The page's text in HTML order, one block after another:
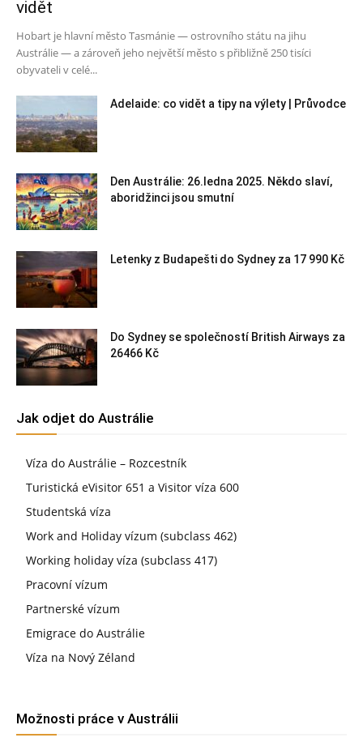
vidět
Hobart je hlavní město Tasmánie — ostrovního státu na jihu
Austrálie — a zároveň jeho největší město s přibližně 250 tisíci
obyvateli v celé...
Adelaide: co vidět a tipy na výlety | Průvodce
Den Austrálie: 26.ledna 2025. Někdo slaví,
aboridžinci jsou smutní
Letenky z Budapešti do Sydney za 17 990 Kč
Do Sydney se společností British Airways za
26466 Kč
Jak odjet do Austrálie
Víza do Austrálie – Rozcestník
Turistická eVisitor 651 a Visitor víza 600
Studentská víza
Work and Holiday vízum (subclass 462)
Working holiday víza (subclass 417)
Pracovní vízum
Partnerské vízum
Emigrace do Austrálie
Víza na Nový Zéland
Možnosti práce v Austrálii